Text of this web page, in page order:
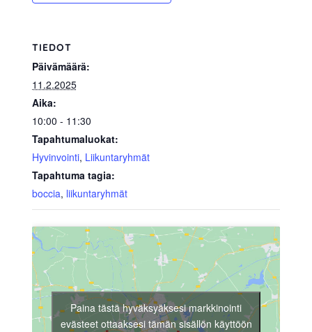
TIEDOT
Päivämäärä:
11.2.2025
Aika:
10:00 - 11:30
Tapahtumaluokat:
Hyvinvointi, Liikuntaryhmät
Tapahtuma tagia:
boccia, liikuntaryhmät
Paina tästä hyväksyäksesi markkinointi
evästeet ottaaksesi tämän sisällön käyttöön